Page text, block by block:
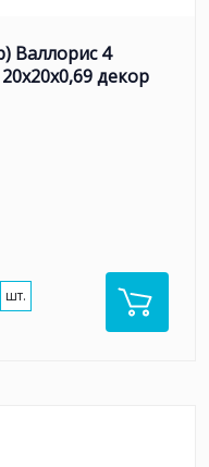
Валлорис 4
декор
шт.